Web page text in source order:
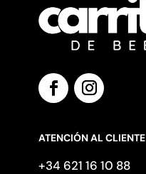
ATENCIÓN AL CLIENTE
+34 621 16 10 88